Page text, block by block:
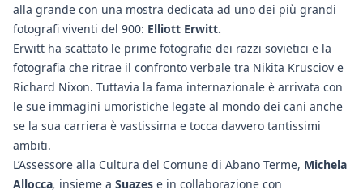
alla grande con una mostra dedicata ad uno dei più grandi
fotografi viventi del 900: Elliott Erwitt.
Erwitt ha scattato le prime fotografie dei razzi sovietici e la
fotografia che ritrae il confronto verbale tra Nikita Krusciov e
Richard Nixon. Tuttavia la fama internazionale è arrivata con
le sue immagini umoristiche legate al mondo dei cani anche
se la sua carriera è vastissima e tocca davvero tantissimi
ambiti.
L’Assessore alla Cultura del Comune di Abano Terme, Michela
Allocca, insieme a Suazes e in collaborazione con